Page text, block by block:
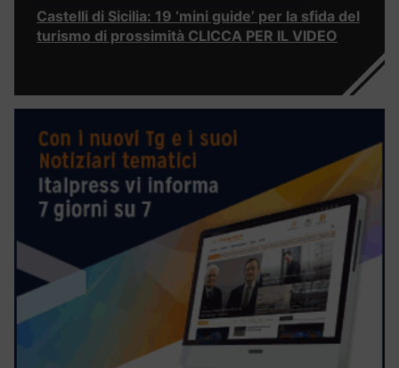
Castelli di Sicilia: 19 ‘mini guide’ per la sfida del
turismo di prossimità CLICCA PER IL VIDEO